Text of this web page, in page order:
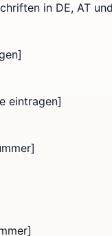
in DE, AT
eintragen]